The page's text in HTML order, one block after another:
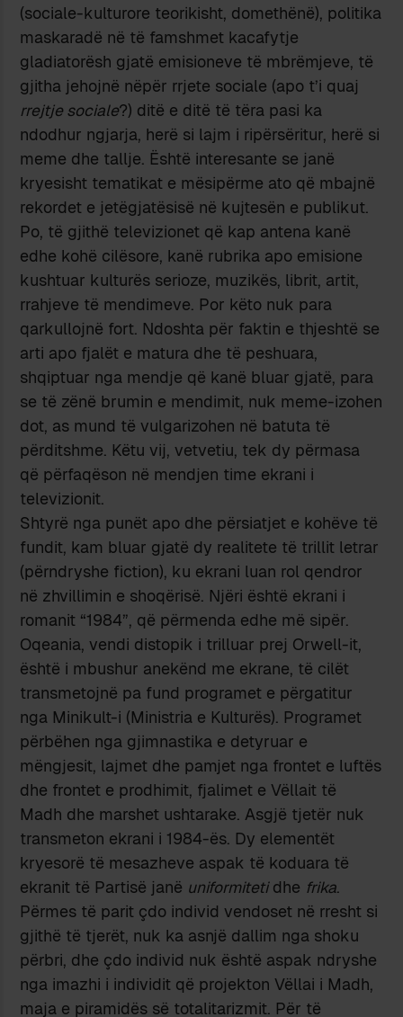
(sociale-kulturore teorikisht, domethënë), politika
maskaradë në të famshmet kacafytje
gladiatorësh gjatë emisioneve të mbrëmjeve, të
gjitha jehojnë nëpër rrjete sociale (apo t’i quaj
rrejtje sociale?) ditë e ditë të tëra pasi ka
ndodhur ngjarja, herë si lajm i ripërsëritur, herë si
meme dhe tallje. Është interesante se janë
kryesisht tematikat e mësipërme ato që mbajnë
rekordet e jetëgjatësisë në kujtesën e publikut.
Po, të gjithë televizionet që kap antena kanë
edhe kohë cilësore, kanë rubrika apo emisione
kushtuar kulturës serioze, muzikës, librit, artit,
rrahjeve të mendimeve. Por këto nuk para
qarkullojnë fort. Ndoshta për faktin e thjeshtë se
arti apo fjalët e matura dhe të peshuara,
shqiptuar nga mendje që kanë bluar gjatë, para
se të zënë brumin e mendimit, nuk meme-izohen
dot, as mund të vulgarizohen në batuta të
përditshme. Këtu vij, vetvetiu, tek dy përmasa
që përfaqëson në mendjen time ekrani i
televizionit.
Shtyrë nga punët apo dhe përsiatjet e kohëve të
fundit, kam bluar gjatë dy realitete të trillit letrar
(përndryshe fiction), ku ekrani luan rol qendror
në zhvillimin e shoqërisë. Njëri është ekrani i
romanit “1984”, që përmenda edhe më sipër.
Oqeania, vendi distopik i trilluar prej Orwell-it,
është i mbushur anekënd me ekrane, të cilët
transmetojnë pa fund programet e përgatitur
nga Minikult-i (Ministria e Kulturës). Programet
përbëhen nga gjimnastika e detyruar e
mëngjesit, lajmet dhe pamjet nga frontet e luftës
dhe frontet e prodhimit, fjalimet e Vëllait të
Madh dhe marshet ushtarake. Asgjë tjetër nuk
transmeton ekrani i 1984-ës. Dy elementët
kryesorë të mesazheve aspak të koduara të
ekranit të Partisë janë uniformitetidhe frika.
Përmes të parit çdo individ vendoset në rresht si
gjithë të tjerët, nuk ka asnjë dallim nga shoku
përbri, dhe çdo individ nuk është aspak ndryshe
nga imazhi i individit që projekton Vëllai i Madh,
maja e piramidës së totalitarizmit. Për të